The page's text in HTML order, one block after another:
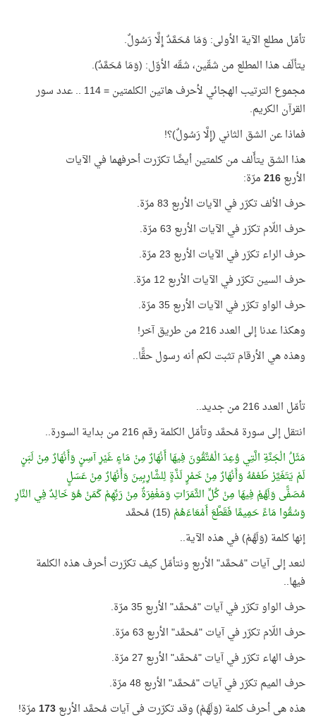
تأمّل مطلع الآية الأولى: وَمَا مُحَمَّدٌ إِلَّا رَسُولٌ.
يتألّف هذا المطلع من شقّين، شقّه الأوّل: (وَمَا مُحَمَّدٌ).
مجموع الترتيب الهجائي لأحرف هاتين الكلمتين = 114 .. عدد سور
القرآن الكريم.
فماذا عن الشق الثاني (إِلَّا رَسُولٌ)؟!
هذا الشق يتأّلف من كلمتين أيضًا تكرّرت أحرفهما في الآيات
الأربع216مرّة:
حرف الألف تكرّر في الآيات الأربع 83 مرّة.
حرف اللّام تكرّر في الآيات الأربع 63 مرّة.
حرف الراء تكرّر في الآيات الأربع 23 مرّة.
حرف السين تكرّر في الآيات الأربع 12 مرّة.
حرف الواو تكرّر في الآيات الأربع 35 مرّة.
وهكذا عدنا إلى العدد 216 من طريق آخر!
وهذه هي الأرقام تثبت لكم أنه رسول حقًّا..
تأمّل العدد 216 من جديد..
انتقل إلى سورة مُحمَّد وتأمّل الكلمة رقم 216 من بداية السورة..
مَثَلُ الْجَنَّةِ الَّتِي وُعِدَ الْمُتَّقُونَ فِيهَا أَنْهَارٌ مِنْ مَاءٍ غَيْرِ آسِنٍ وَأَنْهَارٌ مِنْ لَبَنٍ
لَمْ يَتَغَيَّرْ طَعْمُهُ وَأَنْهَارٌ مِنْ خَمْرٍ لَذَّةٍ لِلشَّارِبِينَ وَأَنْهَارٌ مِنْ عَسَلٍ
مُصَفًّى وَلَهُمْ فِيهَا مِنْ كُلِّ الثَّمَرَاتِ وَمَغْفِرَةٌ مِنْ رَبِّهِمْ كَمَنْ هُوَ خَالِدٌ فِي النَّارِ
وَسُقُوا مَاءً حَمِيمًا فَقَطَّعَ أَمْعَاءَهُمْ (15) مُحمَّد
إنها كلمة (وَلَهُمْ) في هذه الآية..
لنعد إلى آيات "مُحمَّد" الأربع ونتأمّل كيف تكرّرت أحرف هذه الكلمة
فيها..
حرف الواو تكرّر في آيات "مُحمَّد" الأربع 35 مرّة.
حرف اللّام تكرّر في آيات "مُحمَّد" الأربع 63 مرّة.
حرف الهاء تكرّر في آيات "مُحمَّد" الأربع 27 مرّة.
حرف الميم تكرّر في آيات "مُحمَّد" الأربع 48 مرّة.
هذه هي أحرف كلمة (وَلَهُمْ) وقد تكرّرت في آيات مُحمَّد الأربع173مرّة!